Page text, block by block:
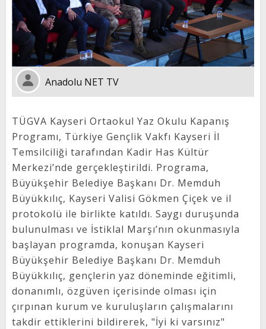
Anadolu NET TV
TÜGVA Kayseri Ortaokul Yaz Okulu Kapanış
Programı, Türkiye Gençlik Vakfı Kayseri İl
Temsilciliği tarafından Kadir Has Kültür
Merkezi’nde gerçekleştirildi. Programa,
Büyükşehir Belediye Başkanı Dr. Memduh
Büyükkılıç, Kayseri Valisi Gökmen Çiçek ve il
protokolü ile birlikte katıldı. Saygı duruşunda
bulunulması ve İstiklal Marşı’nın okunmasıyla
başlayan programda, konuşan Kayseri
Büyükşehir Belediye Başkanı Dr. Memduh
Büyükkılıç, gençlerin yaz döneminde eğitimli,
donanımlı, özgüven içerisinde olması için
çırpınan kurum ve kuruluşların çalışmalarını
takdir ettiklerini bildirerek, "İyi ki varsınız"